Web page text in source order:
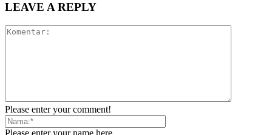
LEAVE A REPLY
Please enter your comment!
Please enter your name here